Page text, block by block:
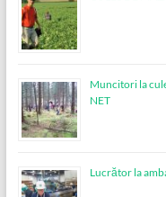
Muncitori la
NET
Lucrător la